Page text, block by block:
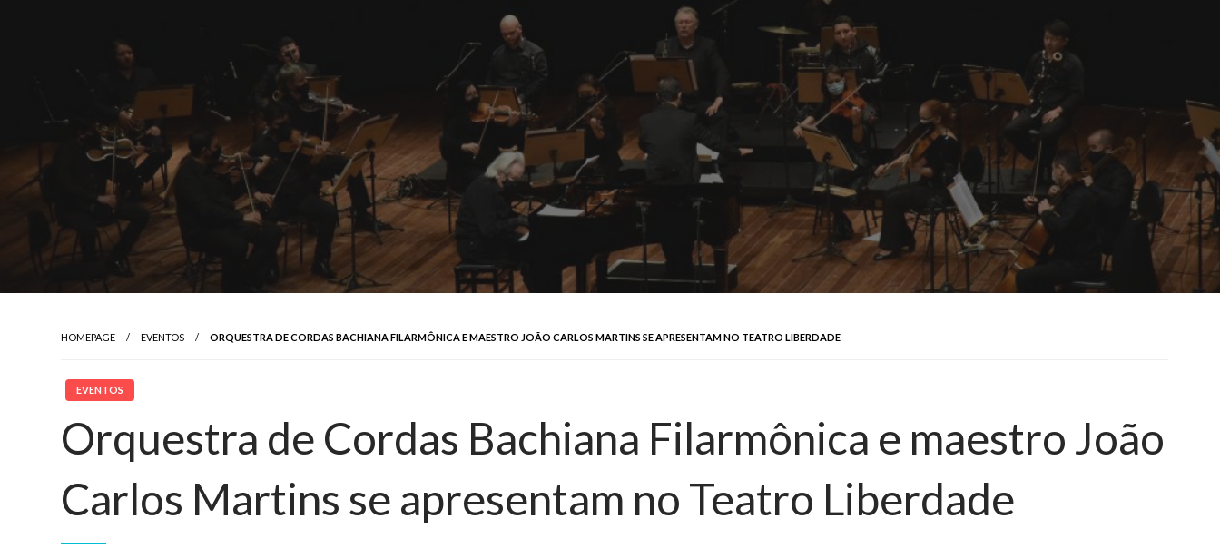
HOMEPAGE EVENTOS ORQUESTRA DE CORDAS BACHIANA FILARMÔNICA E MAESTRO JOÃO CARLOS MARTINS SE APRESENTAM NO TEATRO LIBERDADE
EVENTOS
Orquestra de Cordas Bachiana Filarmônica e maestro João
Carlos Martins se apresentam no Teatro Liberdade